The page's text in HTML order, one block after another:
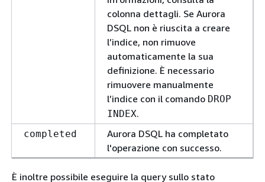
colonna dettagli. Se Aurora
DSQL non è riuscita a creare
l’indice, non rimuove
automaticamente la sua
definizione. È necessario
rimuovere manualmente
l’indice con il comando DROP
INDEX.
completed
Aurora DSQL ha completato
l'operazione con successo.
È inoltre possibile eseguire la query sullo stato